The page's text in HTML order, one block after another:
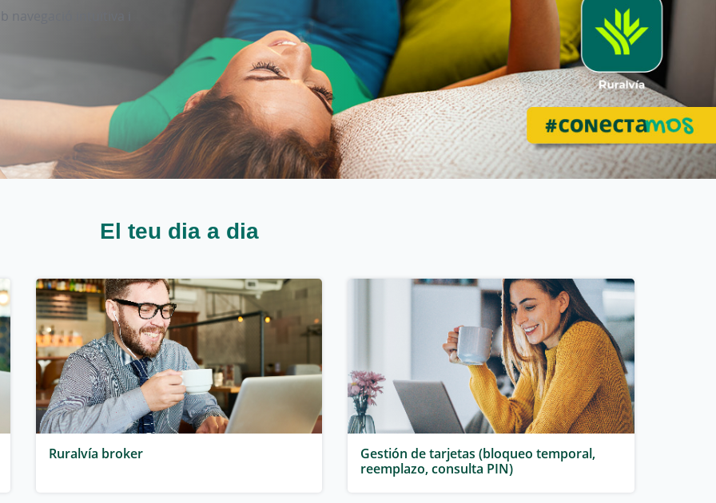
navegació intuïtiva i
El teu dia a dia
Ruralvía broker
Gestión de tarjetas (bloqueo temporal,
reemplazo, consulta PIN)